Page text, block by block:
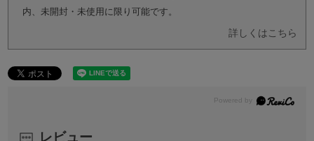
内、未開封・未使用に限り可能です。
詳しくはこちら
レビュー